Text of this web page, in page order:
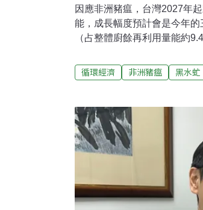
因應非洲豬瘟，台灣2027年
能，成長幅度預計會是今年
（占整體廚餘再利用量能約
理新希望，不少業者前仆後繼
心》採訪專家和業者，從資金
入黑水虻養殖及推廣的專家
繼投入黑水虻產業，但「至今
下去，最常見的原因其實是「
處於初期階段，業者多半不敢
往往耗盡成本，只好收手。
農牧有機
循環經濟 非洲豬瘟 黑水虻